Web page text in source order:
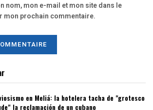
nom, mon e-mail et mon site dans le
mon prochain commentaire.
en Meliá: la hotelera tacha de "grotesco
la reclamación de un cubano